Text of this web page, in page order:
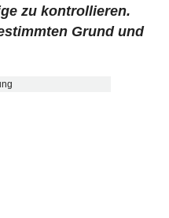
zu kontrollieren.
Grund und